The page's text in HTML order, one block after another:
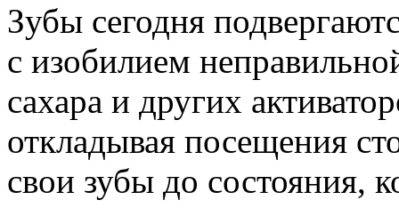
Зубы сегодня
с изобилием
сахара и других
откладывая посещения
свои зубы до состояния,